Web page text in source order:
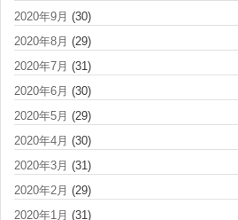
2020年9月 (30)
2020年8月 (29)
2020年7月 (31)
2020年6月 (30)
2020年5月 (29)
2020年4月 (30)
2020年3月 (31)
2020年2月 (29)
2020年1月 (31)